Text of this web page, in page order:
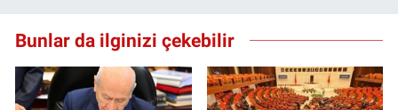
Bunlar da ilginizi çekebilir